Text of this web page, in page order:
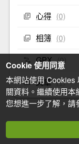
心得 (0)
相簿 (0)
GPX (0)
文章 (1)
Cookie 使用同意
本網站使用 Cookies
關資料。繼續使用
您想進一步了解，請